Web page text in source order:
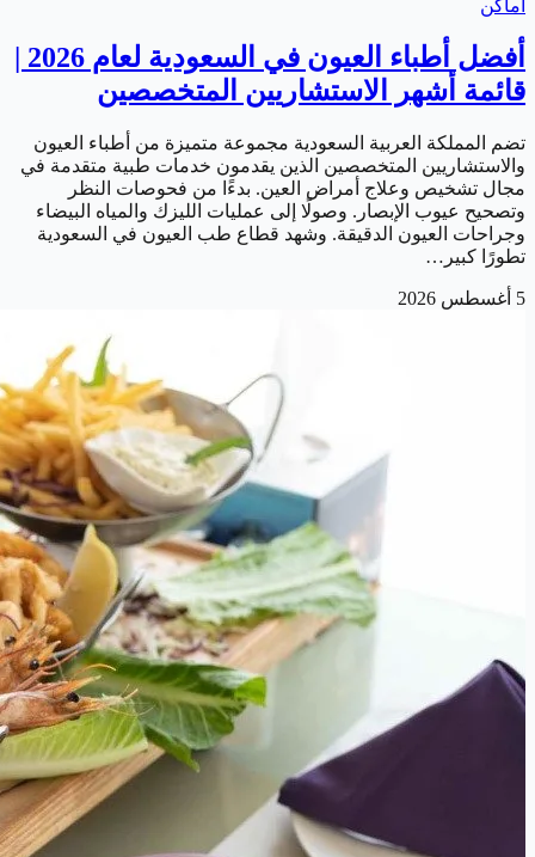
أماكن
أفضل أطباء العيون في السعودية لعام 2026 |
قائمة أشهر الاستشاريين المتخصصين
تضم المملكة العربية السعودية مجموعة متميزة من أطباء العيون
والاستشاريين المتخصصين الذين يقدمون خدمات طبية متقدمة في
مجال تشخيص وعلاج أمراض العين. بدءًا من فحوصات النظر
وتصحيح عيوب الإبصار. وصولًا إلى عمليات الليزك والمياه البيضاء
وجراحات العيون الدقيقة. وشهد قطاع طب العيون في السعودية
تطورًا كبير…
5 أغسطس 2026